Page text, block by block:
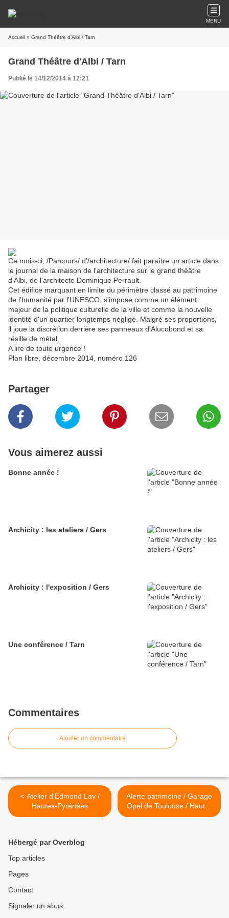
MENU
Accueil » Grand Théâtre d'Albi / Tarn
Grand Théâtre d'Albi / Tarn
Publié le 14/12/2014 à 12:21
Ce mois-ci, /Parcours/ d'/architecture/ fait paraître un article dans
le journal de la maison de l'architecture sur le grand théâtre
d'Albi, de l'architecte Dominique Perrault.
Cet édifice marquant en limite du périmètre classé au patrimoine
de l'humanité par l'UNESCO, s'impose comme un élément
majeur de la politique culturelle de la ville et comme la nouvelle
identité d'un quartier longtemps négligé. Malgré ses proportions,
il joue la discrétion derrière ses panneaux d'Alucobond et sa
résille de métal.
A lire de toute urgence !
Plan libre, décembre 2014, numéro 126
Partager
Vous aimerez aussi
Bonne année !
Archicity : les ateliers / Gers
Archicity : l'exposition / Gers
Une conférence / Tarn
Commentaires
Ajouter un commentaire
< Atelier d'Edmond Lay /
Hautes-Pyrénées
Alerte patrimoine / Garage
Opel de Toulouse / Haute-
Garonne >
Hébergé par Overblog
Top articles
Pages
Contact
Signaler un abus